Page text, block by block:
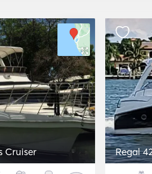
Cruiser Regal